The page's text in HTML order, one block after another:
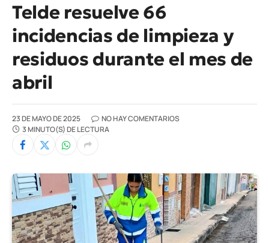
Telde resuelve 66
incidencias de limpieza y
residuos durante el mes de
abril
23 DE MAYO DE 2025
NO HAY COMENTARIOS
3 MINUTO(S) DE LECTURA